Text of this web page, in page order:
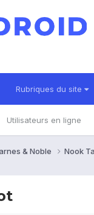
Rubriques du site
Utilisateurs en ligne
& Noble Nook